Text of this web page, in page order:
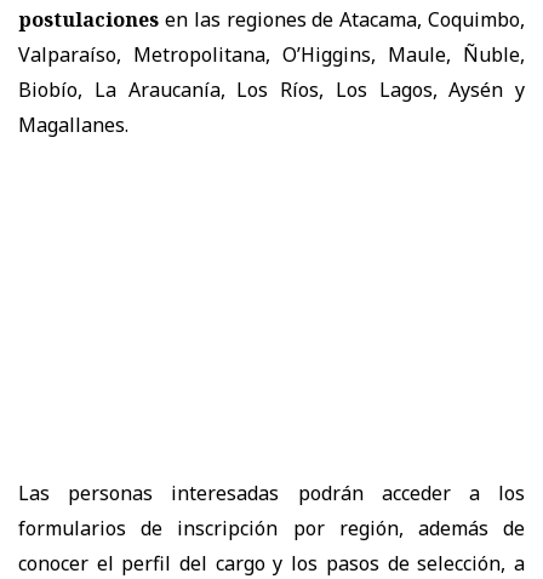
postulaciones en las regiones de Atacama, Coquimbo,
Valparaíso, Metropolitana, O’Higgins, Maule, Ñuble,
Biobío, La Araucanía, Los Ríos, Los Lagos, Aysén y
Magallanes.
Las personas interesadas podrán acceder a los
formularios de inscripción por región, además de
conocer el perfil del cargo y los pasos de selección, a